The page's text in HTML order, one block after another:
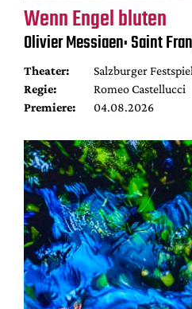
Wenn Engel bluten
Olivier Messiaen: Saint
Theater:
Salzburger
Regie:
Romeo Castellucci
Premiere:
04.08.2026